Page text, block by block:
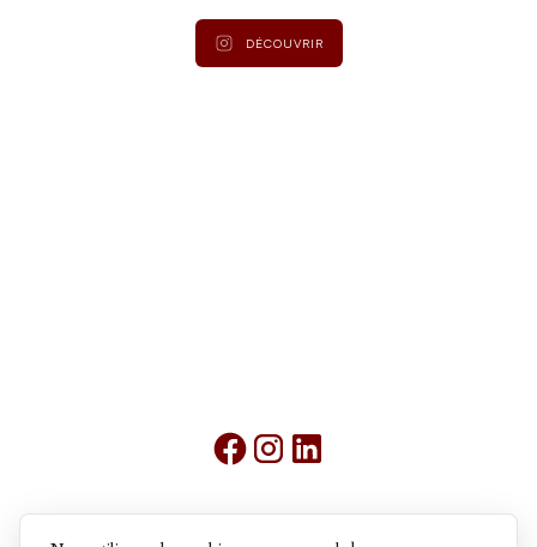
DÉCOUVRIR